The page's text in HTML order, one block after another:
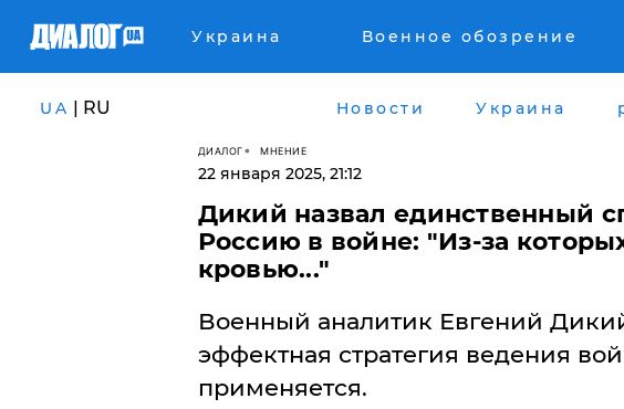
Украина Военное обозрение
UA | RU Новости Украина
ДИАЛОГ МНЕНИЕ
22 января 2025, 21:12
Дикий назвал единственный
Россию в войне: "Из-за
кровью..."
Военный аналитик Евгений
эффектная стратегия ведения
применяется.